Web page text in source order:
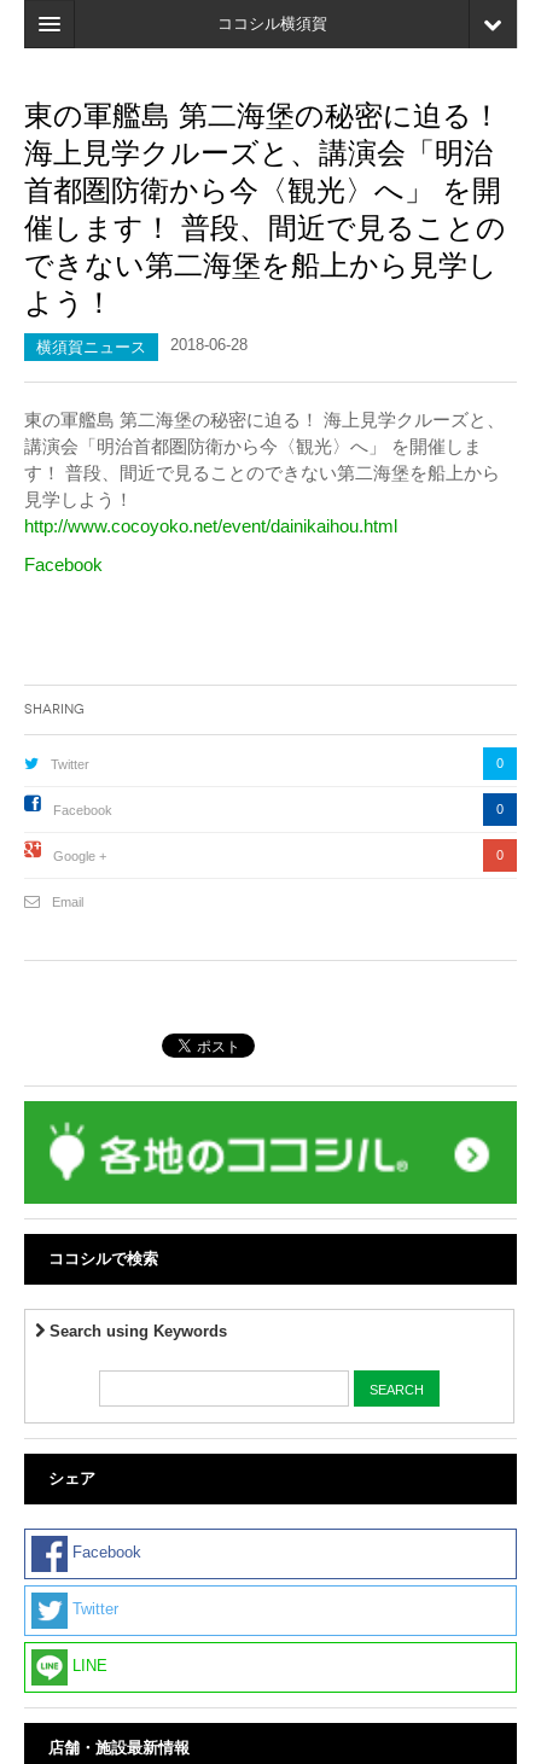
ココシル横須賀
検索
店舗・施設最新情報
口コミ
マイページ
ブックマーク
東の軍艦島 第二海堡の秘密に迫る！
海上見学クルーズと、講演会「明治
首都圏防衛から今〈観光〉へ」 を開
催します！ 普段、間近で見ることの
できない第二海堡を船上から見学し
よう！
横須賀ニュース 2018-06-28
東の軍艦島 第二海堡の秘密に迫る！ 海上見学クルーズと、
講演会「明治首都圏防衛から今〈観光〉へ」 を開催しま
す！ 普段、間近で見ることのできない第二海堡を船上から
見学しよう！
http://www.cocoyoko.net/event/dainikaihou.html
Facebook
Sharing
Twitter 0
Facebook 0
Google + 0
Email
ココシルで検索
Search using Keywords
シェア
Facebook
Twitter
LINE
店舗・施設最新情報